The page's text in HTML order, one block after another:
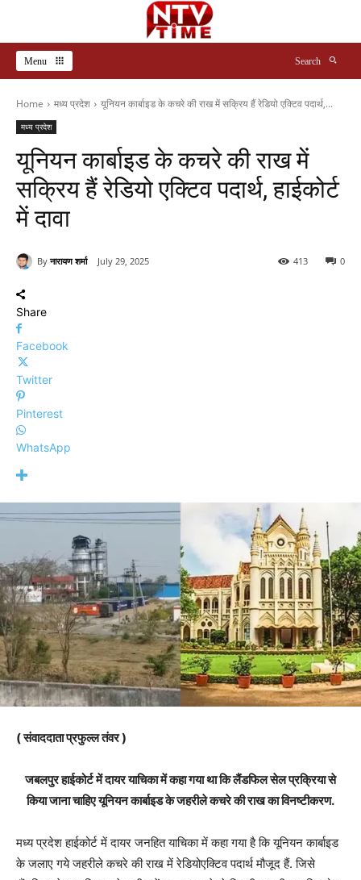
Menu Search
Home मध्य प्रदेश यूनियन कार्बाइड के कचरे की राख में सक्रिय हैं रेडियो एक्टिव पदार्थ,...
मध्य प्रदेश
यूनियन कार्बाइड के कचरे की राख में
सक्रिय हैं रेडियो एक्टिव पदार्थ, हाईकोर्ट
में दावा
By नारायण शर्मा July 29, 2025 0
413
Share
Facebook
Twitter
Pinterest
WhatsApp
( संवाददाता प्रफुल्ल तंवर )
जबलपुर हाईकोर्ट में दायर याचिका में कहा गया था कि लैंडफिल सेल प्रक्रिया से
किया जाना चाहिए यूनियन कार्बाइड के जहरीले कचरे की राख का विनष्टीकरण.
मध्य प्रदेश हाईकोर्ट में दायर जनहित याचिका में कहा गया है कि यूनियन कार्बाइड
के जलाए गये जहरीले कचरे की राख में रेडियोएक्टिव पदार्थ मौजूद हैं. जिसे